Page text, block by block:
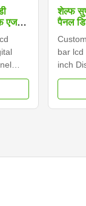
एज
शेल्फ
पैनल
bar lcd
inch